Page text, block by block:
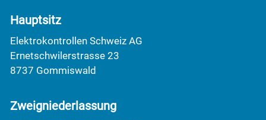
Hauptsitz
Elektrokontrollen Schweiz AG
Ernetschwilerstrasse 23
8737 Gommiswald
Zweigniederlassung